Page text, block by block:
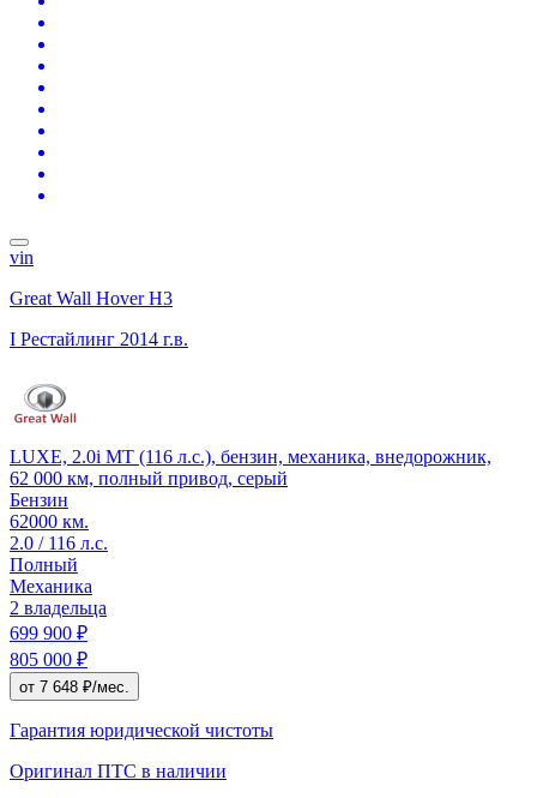
vin
Great Wall Hover H3
I Рестайлинг 2014 г.в.
LUXE, 2.0i MT (116 л.с.), бензин, механика, внедорожник,
62 000 км, полный привод, серый
Бензин
62000 км.
2.0 / 116 л.с.
Полный
Механика
2 владельца
699 900 ₽
805 000 ₽
от 7 648 ₽/мес.
Гарантия юридической чистоты
Оригинал ПТС в наличии